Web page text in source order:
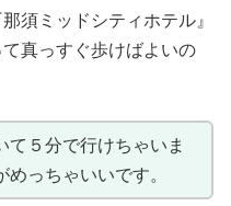
須ミッドシティホテル』
真っすぐ歩けばよいの
て５分で行けちゃいま
っちゃいいです。